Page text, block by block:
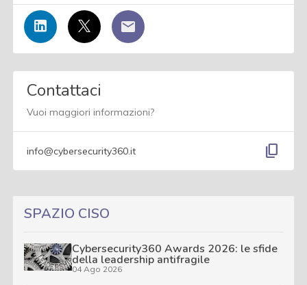
Contattaci
Vuoi maggiori informazioni?
info@cybersecurity360.it content_copy
SPAZIO CISO
Cybersecurity360 Awards 2026: le sfide
della leadership antifragile
04 Ago 2026